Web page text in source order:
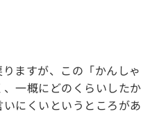
ますが、この「かんしゃ
一概にどのくらいしたか
にくいというところがあ